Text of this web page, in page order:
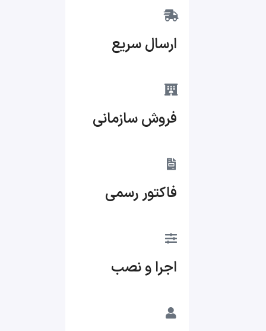
ارسال سریع
فروش سازمانی
فاکتور رسمی
اجرا و نصب